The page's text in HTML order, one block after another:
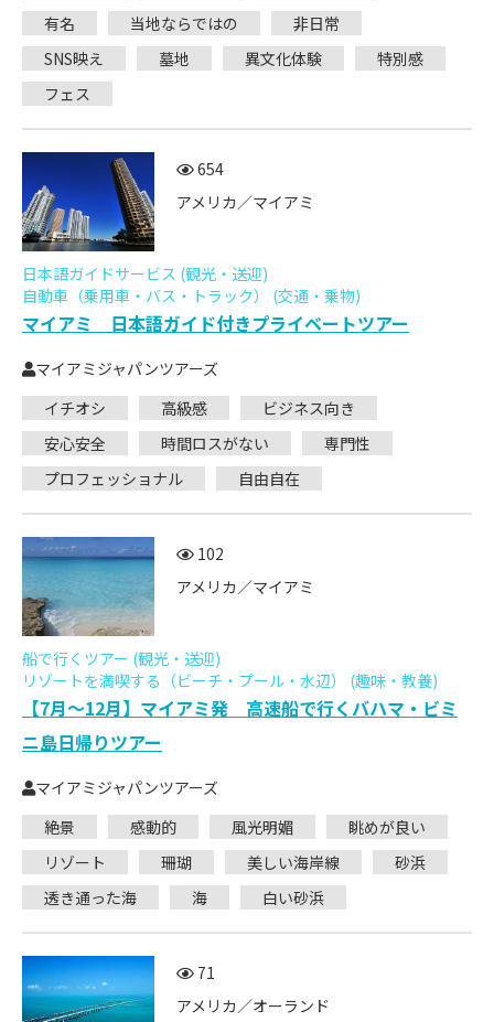
有名
当地ならではの
非日常
SNS映え
墓地 異文化体験
特別感
フェス
654
アメリカ／マイアミ
日本語ガイドサービス (観光・送迎)
自動車（乗用車・バス・トラック） (交通・乗物)
マイアミ 日本語ガイド付きプライベートツアー
マイアミジャパンツアーズ
イチオシ
高級感
ビジネス向き
安心安全
時間ロスがない
専門性
プロフェッショナル
自由自在
102
アメリカ／マイアミ
船で行くツアー (観光・送迎)
リゾートを満喫する（ビーチ・プール・水辺） (趣味・教養)
【7月～12月】マイアミ発 高速船で行くバハマ・ビミ
ニ島日帰りツアー
マイアミジャパンツアーズ
絶景
感動的 風光明媚
眺めが良い
リゾート
珊瑚 美しい海岸線
砂浜
透き通った海
海 白い砂浜
71
アメリカ／オーランド